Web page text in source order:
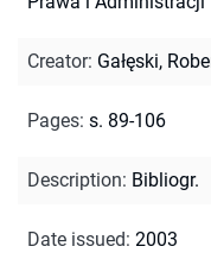
Creator: Gałęski,
Pages: s. 89-106
Description: Bibliogr.
Date issued: 2003